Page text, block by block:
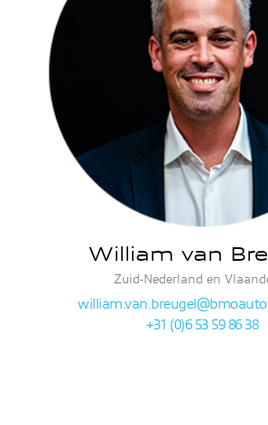
William van
Zuid-Nederland en
+31 (0)6 53 59 86 38